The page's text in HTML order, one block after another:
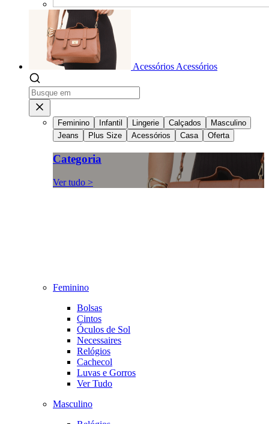
Acessórios Acessórios
Feminino Infantil Lingerie Calçados
Masculino
Jeans
Plus Size Acessórios Casa Oferta
Categoria
Ver tudo >
Feminino
Bolsas
Cintos
Óculos de Sol
Necessaires
Relógios
Cachecol
Luvas e Gorros
Ver Tudo
Masculino